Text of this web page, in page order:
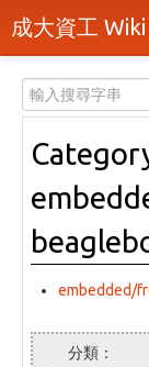
成大資工 Wiki
分類
隨機頁面
最近活動
上傳檔案
登入 / 註冊帳號
embedded/